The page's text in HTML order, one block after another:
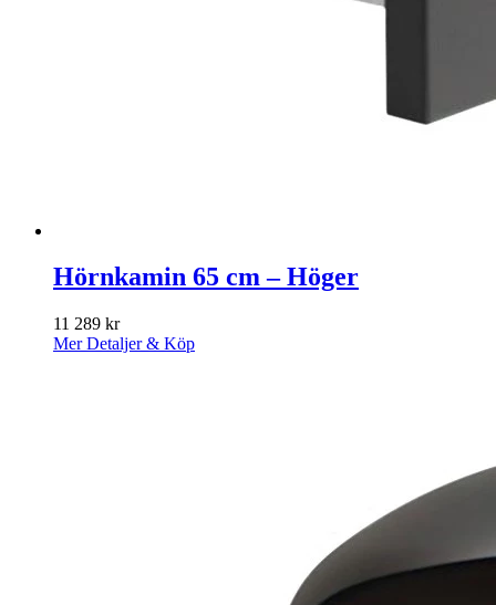
Hörnkamin 65 cm – Höger
11 289 kr
Mer Detaljer & Köp